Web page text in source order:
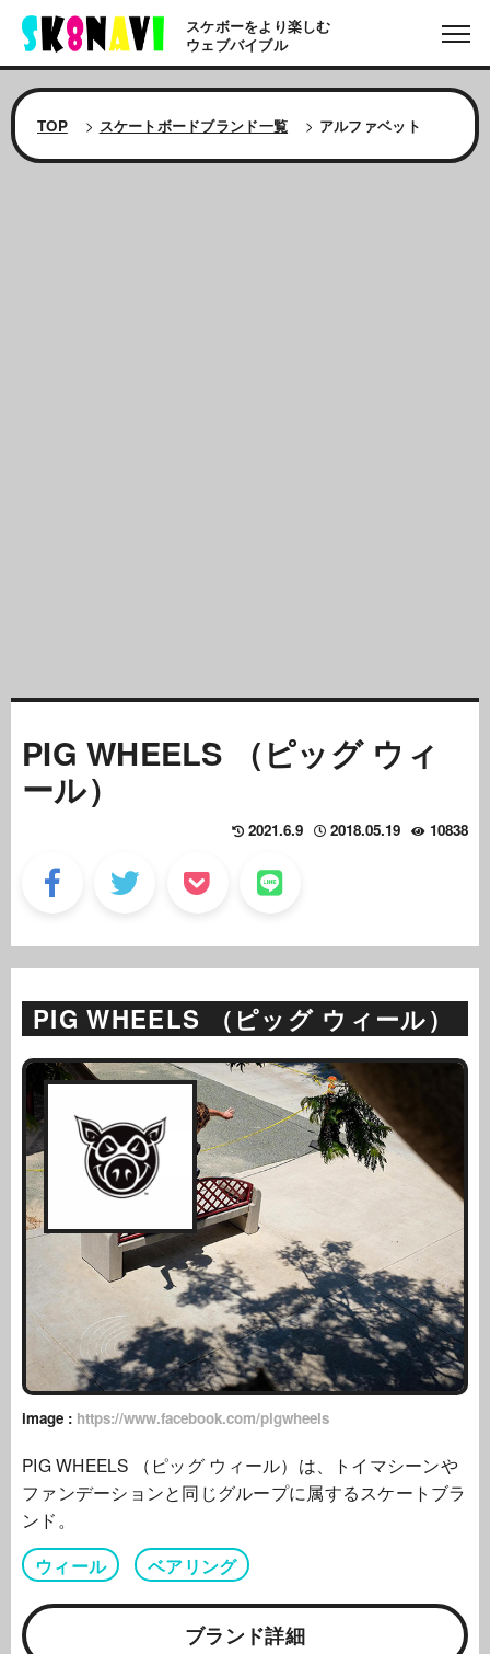
スケボーをより楽しむ
ウェブバイブル
TOP > スケートボードブランド一覧 > アルファベット
PIG WHEELS （ピッグ ウィ
ール）
10838
2018.05.19
2021.6.9
PIG WHEELS （ピッグ ウィール）
image : https://www.facebook.com/pigwheels
PIG WHEELS （ピッグ ウィール）は、トイマシーンや
ファンデーションと同じグループに属するスケートブラ
ンド。
ウィール ベアリング
ブランド詳細